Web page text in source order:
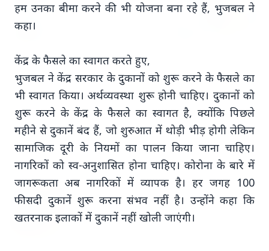
15 May 2026
केरल का नया मुख्यमंत्री बना वी.डी. सतीशन: ‘नए केरल’ का
वादा
Latest News
7 Jun 2026
सलिम कुमार: केरल के मशहूर अभिनेता और कॉमेडियन
का निधन
हम उनका बीमा करने की भी योजना बना रहे हैं, भुजबल ने
कहा।
केंद्र के फैसले का स्वागत करते हुए,
भुजबल ने केंद्र सरकार के दुकानों को शुरू करने के फैसले का
भी स्वागत किया। अर्थव्यवस्था शुरू होनी चाहिए। दुकानों को
शुरू करने के केंद्र के फैसले का स्वागत है, क्योंकि पिछले
महीने से दुकानें बंद हैं, जो शुरुआत में थोड़ी भीड़ होगी लेकिन
सामाजिक दूरी के नियमों का पालन किया जाना चाहिए।
नागरिकों को स्व-अनुशासित होना चाहिए। कोरोना के बारे में
जागरूकता अब नागरिकों में व्यापक है। हर जगह 100
फीसदी दुकानें शुरू करना संभव नहीं है। उन्होंने कहा कि
खतरनाक इलाकों में दुकानें नहीं खोली जाएंगी।